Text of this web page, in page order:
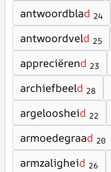
antwoordblad 24
antwoordveld 25
appreciërend 23
archiefbeeld 28
argeloosheid 22
armoedegraad 20
armzaligheid 26